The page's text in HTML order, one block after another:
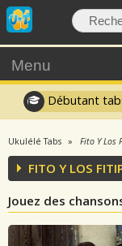
Menu
Débutant
Ukulélé Tabs Fito Y Los
FITO Y LOS
Jouez des